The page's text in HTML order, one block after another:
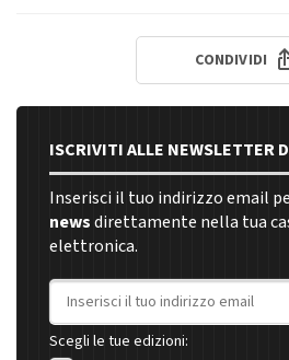
CONDIVIDI
ISCRIVITI ALLE NEWSLETTER
Inserisci il tuo indirizzo email
newsdirettamente nella tua
elettronica.
Indirizzo email
Scegli le tue edizioni: